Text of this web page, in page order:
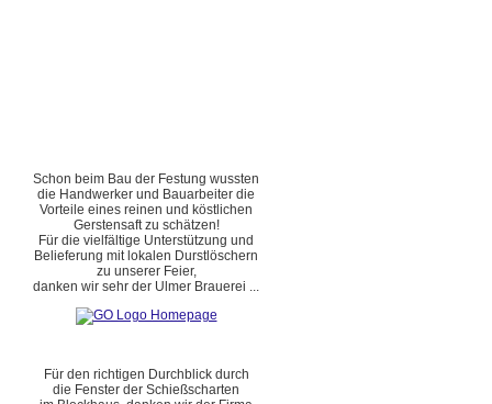
Schon beim Bau der Festung wussten
die Handwerker und Bauarbeiter die
Vorteile eines reinen und köstlichen
Gerstensaft zu schätzen!
Für die vielfältige Unterstützung und
Belieferung mit lokalen Durstlöschern
zu unserer Feier,
danken wir sehr der Ulmer Brauerei ...
Für den richtigen Durchblick durch
die Fenster der Schießscharten